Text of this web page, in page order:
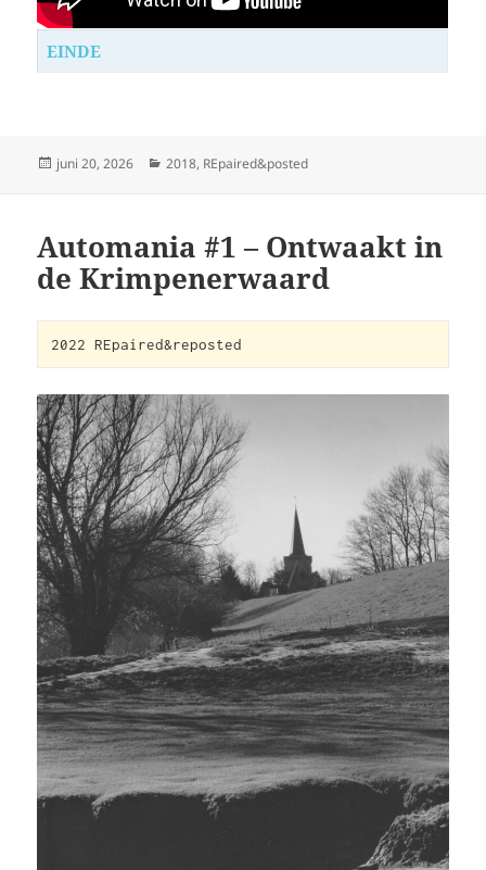
EINDE
Geplaatst
juni 20, 2026 Categorieën
2018, REpaired&posted
Automania #1 – Ontwaakt in
de Krimpenerwaard
2022 REpaired&reposted